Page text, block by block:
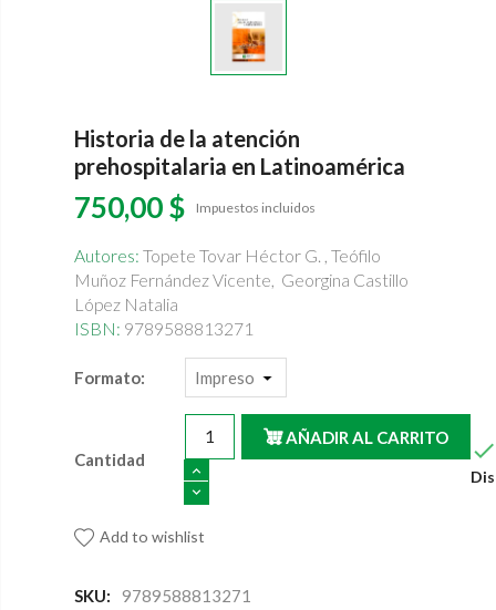
Historia de la atención
prehospitalaria en Latinoamérica
750,00 $ Impuestos incluidos
Autores:Topete Tovar Héctor G. , Teófilo
Muñoz Fernández Vicente, Georgina Castillo
López Natalia
ISBN: 9789588813271
Formato:
Cantidad
AÑADIR AL CARRITO

Add to wishlist
SKU:
9789588813271